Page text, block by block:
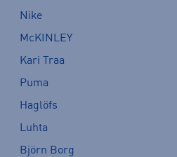
Nike
McKINLEY
Kari Traa
Puma
Haglöfs
Luhta
Björn Borg